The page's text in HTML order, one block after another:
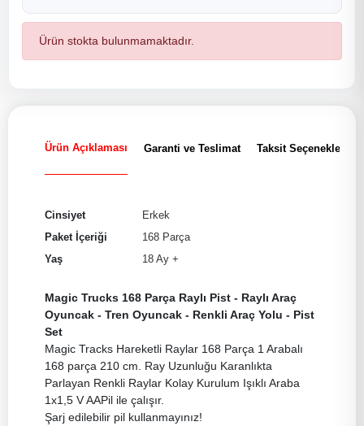
Ürün stokta bulunmamaktadır.
Ürün Açıklaması Garanti ve Teslimat Taksit Seçenekleri
Cinsiyet
Erkek
Paket İçeriği
168 Parça
Yaş
18 Ay +
Magic Trucks 168 Parça Raylı Pist - Raylı Araç
Oyuncak - Tren Oyuncak - Renkli Araç Yolu - Pist
Set
Magic Tracks Hareketli Raylar 168 Parça 1 Arabalı
168 parça 210 cm. Ray Uzunluğu Karanlıkta
Parlayan Renkli Raylar Kolay Kurulum Işıklı Araba
1x1,5 V AAPil ile çalışır.
Şarj edilebilir pil kullanmayınız!